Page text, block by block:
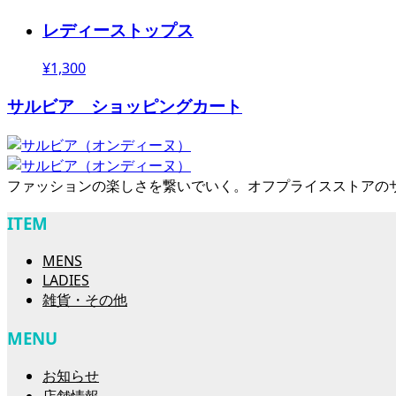
レディーストップス
¥1,300
サルビア ショッピングカート
ファッションの楽しさを繋いでいく。オフプライスストアの
ITEM
MENS
LADIES
雑貨・その他
MENU
お知らせ